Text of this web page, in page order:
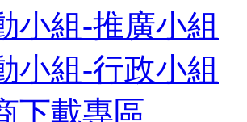
小組-推廣小組
小組-行政小組
下載專區